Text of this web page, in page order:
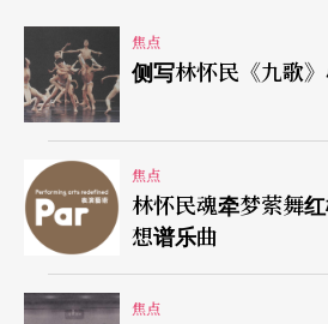
傅聪讲述赵元任以中国字「十」
「阴阳上去」四音特别念法的故
去解释莫札特音乐中看似重复却
理，更加深了我们对阿格丽希
的印象。
阿格丽希曾反对阿根廷政府以
焦点
侧写林怀民《九歌
焦点
林怀民魂牵梦萦舞
想谱乐曲
焦点